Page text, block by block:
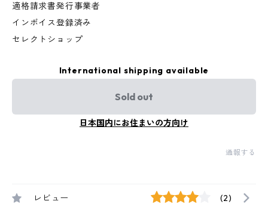
適格請求書発行事業者
インボイス登録済み
セレクトショップ
International shipping available
Sold out
日本国内にお住まいの方向け
通報する
レビュー (2)